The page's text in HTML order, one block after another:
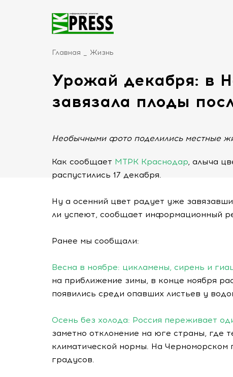
Главная Жизнь
Урожай декабря: в
завязала плоды
Необычными фото поделились местные
Как сообщает МТРК Краснодар, алыча
распустились 17 декабря.
Ну а осенний цвет радует уже
ли успеют, сообщает информационный
Ранее мы сообщали:
Весна в ноябре: цикламены, сирень и
на приближение зимы, в конце ноября
появились среди опавших листьев у
Осень без холода: Россия переживает
заметно отклонение на юге страны, где
климатической нормы. На Черноморском
градусов.